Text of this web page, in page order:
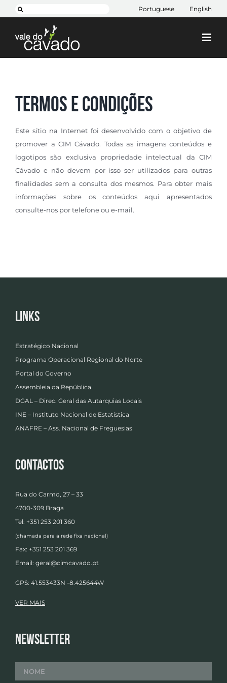
to
content
Search
Portuguese English
Projetos
+ CIM
Termos e Condições
Este sítio na Internet foi desenvolvido com o objetivo de
promover a CIM Cávado. Todas as imagens conteúdos e
logotipos são exclusiva propriedade intelectual da CIM
Cávado e não devem por isso ser utilizados para outras
finalidades sem a consulta dos mesmos. Para obter mais
informações sobre os conteúdos aqui apresentados
consulte-nos por telefone ou e-mail.
Links
Estratégico Nacional
Programa Operacional Regional do Norte
Portal do Governo
Assembleia da República
DGAL – Direc. Geral das Autarquias Locais
INE – Instituto Nacional de Estatística
ANAFRE – Ass. Nacional de Freguesias
Contactos
Rua do Carmo, 27 – 33
4700-309 Braga
Tel: +351 253 201 360
(chamada para a rede fixa nacional)
Fax: +351 253 201 369
Email: geral@cimcavado.pt
GPS: 41.553433N -8.425644W
VER MAIS
Newsletter